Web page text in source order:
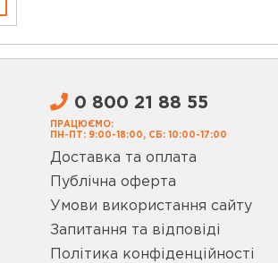
0 800 21 88 55
ПРАЦЮЄМО:
ПН-ПТ: 9:00-18:00, СБ: 10:00-17:00
Доставка та оплата
Публічна оферта
Умови використання сайту
Запитання та відповіді
Політика конфіденційності